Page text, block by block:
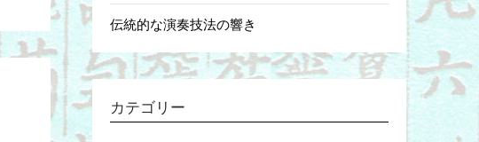
伝統的な演奏技法の響き
カテゴリー